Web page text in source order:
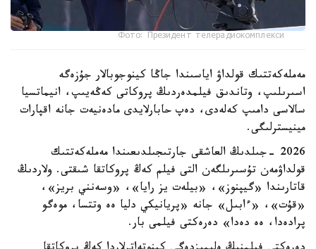
Фото: Президент телерадиокомплекси
مەملەكەتتىك قولداۋ اياسىندا جاڭا كينوجوبالار جۇزەگە
اسىرىلىپ، وتاندىق فيلمدەردىڭ پروكاتى كەڭەيىپ، انيماتسيا
سالاسى دامىپ كەلەدى، دەپ حابارلايدى مادەنيەت جانە اقپارات
مينيسترلىگى.
2026 -جىلدىڭ العاشقى جارتىجىلدىعىندا مەملەكەتتىك
قولداۋمەن تۇسىرىلگەن التى فيلم كەڭ پروكاتقا شىقتى. ولاردىڭ
قاتارىندا «گيپنوز»، «بيلەت يز رايا»، «وسەنني بريز»،
«قۇت»، «ءابىل» جانە «پريانيكي دليا ەە وتتسا، موەگو
پرادەدا، ەە دەدا» دەرەكتى فيلمى بار.